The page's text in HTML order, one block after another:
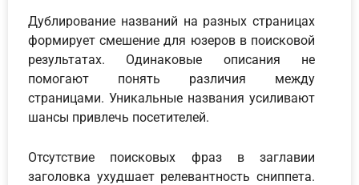
Дублирование названий на разных страницах
формирует смешение для юзеров в поисковой
результатах. Одинаковые описания не
помогают понять различия между
страницами. Уникальные названия усиливают
шансы привлечь посетителей.
Отсутствие поисковых фраз в заглавии
заголовка ухудшает релевантность сниппета.